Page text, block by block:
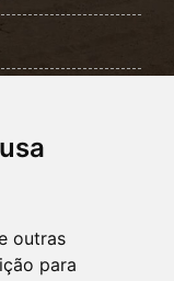
outras
para